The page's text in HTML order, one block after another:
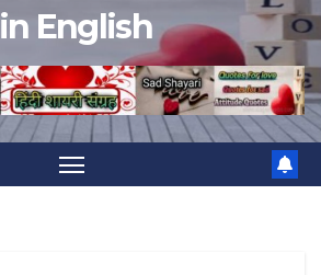
in English